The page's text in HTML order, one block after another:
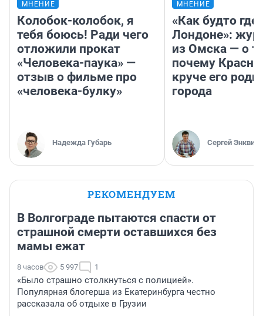
МНЕНИЕ
Колобок-колобок, я
тебя боюсь! Ради чего
отложили прокат
«Человека-паука» —
отзыв о фильме про
«человека-булку»
Надежда Губарь
МНЕНИЕ
«Как будто
Лондоне»:
из Омска — о
почему
круче его
города
Сергей Энквист
РЕКОМЕНДУЕМ
В Волгограде пытаются спасти от
страшной смерти оставшихся без
мамы ежат
8 часов 5 997 1
«Было страшно столкнуться с полицией».
Популярная блогерша из Екатеринбурга честно
рассказала об отдыхе в Грузии